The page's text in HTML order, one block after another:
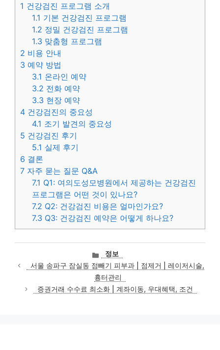
1 건강검진 프로그램 소개
1.1 기본 건강검진 프로그램
1.2 정밀 건강검진 프로그램
1.3 맞춤형 프로그램
2 비용 안내
3 예약 방법
3.1 온라인 예약
3.2 전화 예약
3.3 현장 예약
4 건강검진의 중요성
4.1 조기 발견의 중요성
5 건강검진 후기
5.1 실제 후기
6 결론
7 자주 묻는 질문 Q&A
7.1 Q1: 여의도성모병원에서 제공하는 건강검진
프로그램은 어떤 것이 있나요?
7.2 Q2: 건강검진 비용은 얼마인가요?
7.3 Q3: 건강검진 예약은 어떻게 하나요?
카
테
고
리
정보
서울 송파구 잠실동 점빼기 피부과 | 점제거 | 레이저시술,
흉터관리
증권거래 수수료 최소화 | 계좌이동, 우대혜택, 조건